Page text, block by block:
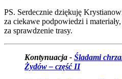
PS. Serdecznie dziękuję
za ciekawe podpowiedzi i
za sprawdzenie trasy.
Kontynuacja - Śladami
Żydów – część II